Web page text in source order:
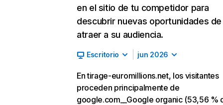
en el sitio de tu competidor para
descubrir nuevas oportunidades de
atraer a su audiencia.
Escritorio jun 2026
En tirage-euromillions.net, los visitantes
proceden principalmente de
google.com__Google organic (53,56 %